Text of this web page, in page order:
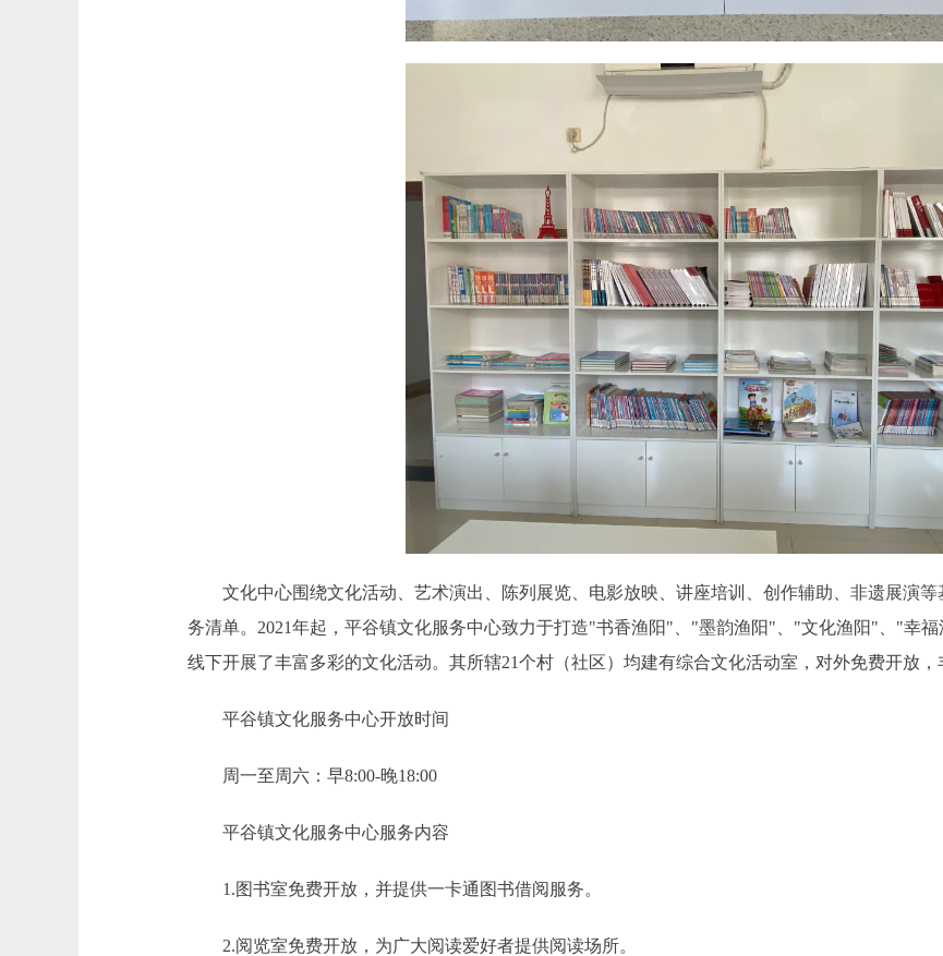
文化中心围绕文化活动、艺术演出、陈列展览、电影放映、讲座培训、创作辅助、非遗展演等
务清单。2021年起，平谷镇文化服务中心致力于打造"书香渔阳"、"墨韵渔阳"、"文化渔阳"、"幸
线下开展了丰富多彩的文化活动。其所辖21个村（社区）均建有综合文化活动室，对外免费开放，
平谷镇文化服务中心开放时间
周一至周六：早8:00-晚18:00
平谷镇文化服务中心服务内容
1.图书室免费开放，并提供一卡通图书借阅服务。
2.阅览室免费开放，为广大阅读爱好者提供阅读场所。